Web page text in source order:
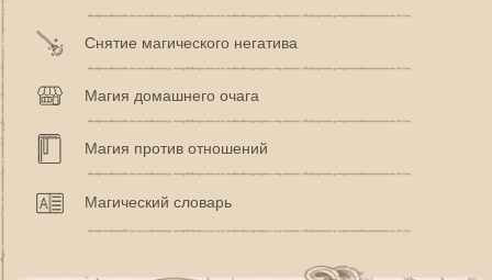
Снятие магического негатива
Магия домашнего очага
Магия против отношений
Магический словарь